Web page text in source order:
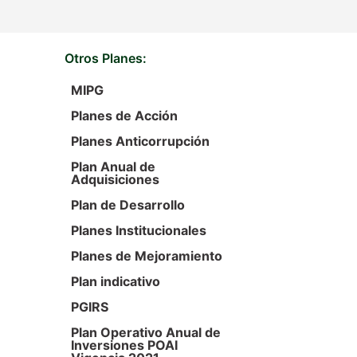
Otros Planes:
MIPG
Planes de Acción
Planes Anticorrupción
Plan Anual de
Adquisiciones
Plan de Desarrollo
Planes Institucionales
Planes de Mejoramiento
Plan indicativo
PGIRS
Plan Operativo Anual de
Inversiones POAI